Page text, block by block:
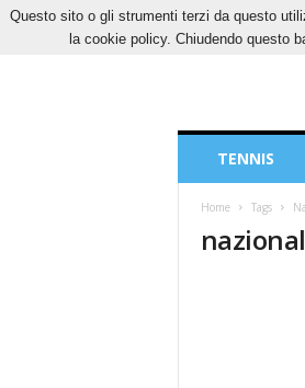
VENERDÌ, 7 AGOSTO
Sport
TENNIS
Home Tags
Questo sito o gli strumenti terzi da questo
la cookie policy. Chiudendo questo